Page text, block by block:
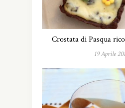
Crostata di Pasqua
19 Aprile